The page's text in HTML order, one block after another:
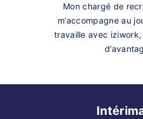
Mon chargé de
m’accompagne au
travaille avec